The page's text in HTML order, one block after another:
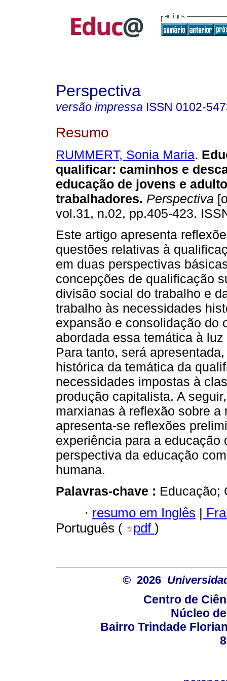
Perspectiva
versão impressa ISSN 0102-
Resumo
RUMMERT, Sonia Maria.
qualificar: caminhos e
educação de jovens e
trabalhadores. Perspectiva
vol.31, n.02, pp.405-423.
Este artigo apresenta
questões relativas à
em duas perspectivas
concepções de qualificação
divisão social do trabalho e
trabalho às necessidades
expansão e consolidação do
abordada essa temática à
Para tanto, será
histórica da temática da
necessidades impostas à
produção capitalista. A
marxianas à reflexão sobre
apresenta-se reflexões
experiência para a
perspectiva da educação
humana.
Palavras-chave : Educação;
· resumo em Inglês |
Português (
pdf )
© 2026
Centro de
Núcleo
Bairro Trindade